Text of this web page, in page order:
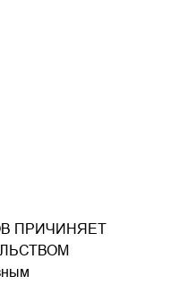
ПРИЧИНЯЕТ